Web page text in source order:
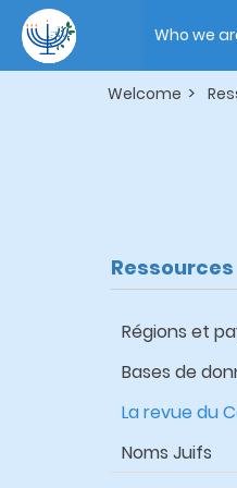
main
content
navigation
Who we
Welcome
Ressources
Régions et
Bases de
La revue du
Noms Juifs